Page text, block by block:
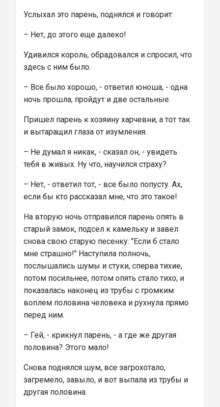
Услыхал это парень, поднялся и говорит:
– Нет, до этого еще далеко!
Удивился король, обрадовался и спросил, что
здесь с ним было.
– Все было хорошо, - ответил юноша, - одна
ночь прошла, пройдут и две остальные.
Пришел парень к хозяину харчевни, а тот так
и вытаращил глаза от изумления.
– Не думал я никак, - сказал он, - увидеть
тебя в живых. Ну что, научился страху?
– Нет, - ответил тот, - все было попусту. Ах,
если бы кто рассказал мне, что это такое!
На вторую ночь отправился парень опять в
старый замок, подсел к камельку и завел
снова свою старую песенку: "Если б стало
мне страшно!" Наступила полночь,
послышались шумы и стуки, сперва тихие,
потом посильнее, потом опять стало тихо; и
показалась наконец из трубы с громким
воплем половина человека и рухнула прямо
перед ним.
– Гей, - крикнул парень, - а где же другая
половина? Этого мало!
Снова поднялся шум, все загрохотало,
загремело, завыло, и вот выпала из трубы и
другая половина.